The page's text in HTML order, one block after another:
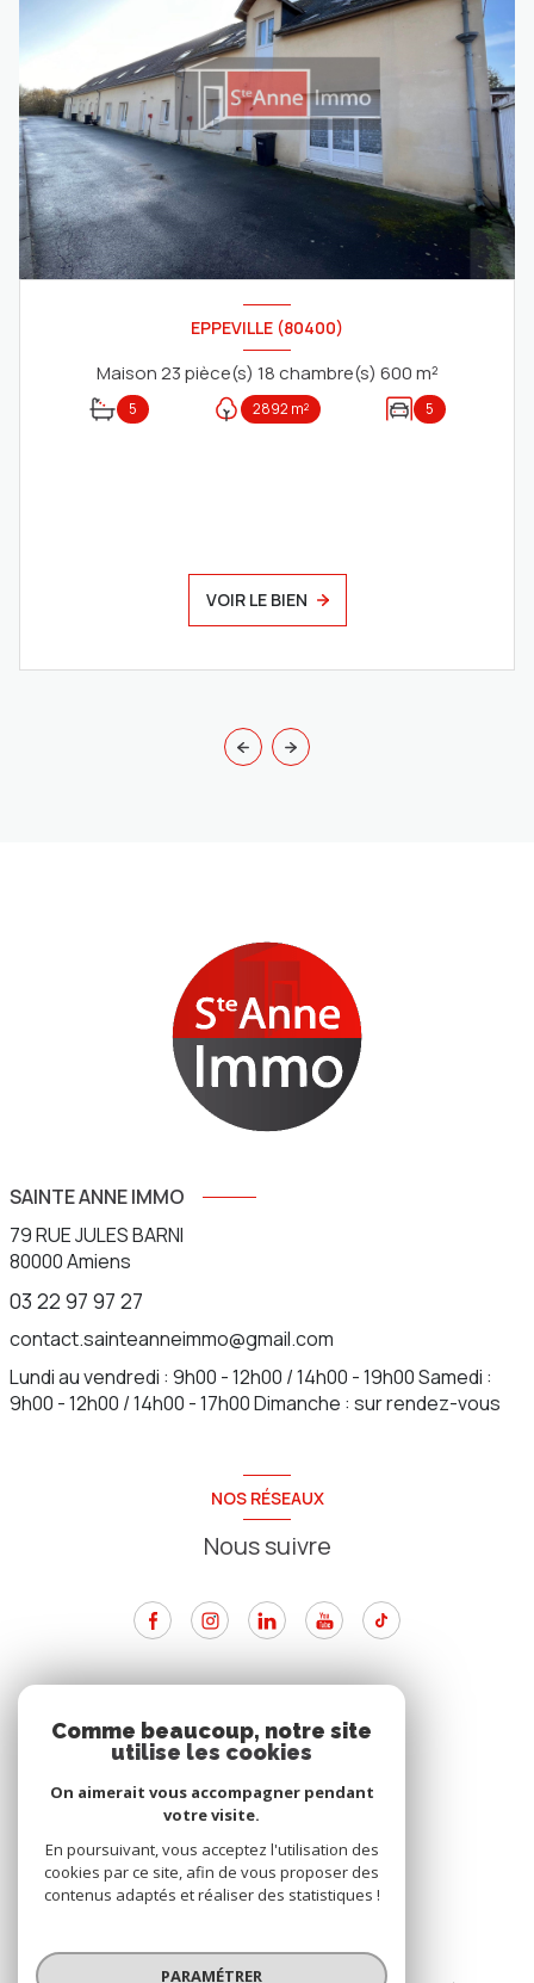
EPPEVILLE (80400)
Maison 23 pièce(s) 18 chambre(s) 600 m²
5 2892 m² 5
VOIR LE BIEN
SAINTE ANNE IMMO
79 RUE JULES BARNI
80000Amiens
03 22 97 97 27
contact.sainteanneimmo@gmail.com
Lundi au vendredi : 9h00 - 12h00 / 14h00 - 19h00 Samedi :
9h00 - 12h00 / 14h00 - 17h00 Dimanche : sur rendez-vous
NOS RÉSEAUX
Nous suivre
Nous adhérons
© 2026 | Tous droits réservés
Comme beaucoup, notre site
utilise les cookies
On aimerait vous accompagner pendant
votre visite.
En poursuivant, vous acceptez l'utilisation des
cookies par ce site, afin de vous proposer des
contenus adaptés et réaliser des statistiques !
PARAMÉTRER